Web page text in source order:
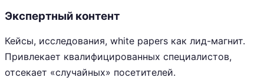
Экспертный контент
Кейсы, исследования, white papers как лид-магнит.
Привлекает квалифицированных специалистов,
отсекает «случайных» посетителей.